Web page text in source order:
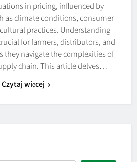
in pricing, influenced by
as climate conditions, consumer
practices. Understanding
for farmers, distributors, and
they navigate the complexities of
chain. This article delves…
Czytaj więcej